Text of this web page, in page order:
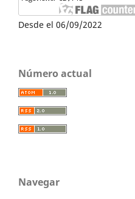
Desde el 06/09/2022
Número actual
Navegar